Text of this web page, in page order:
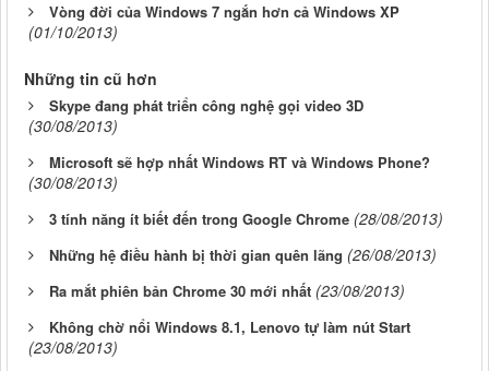
Vòng đời của Windows 7 ngắn hơn cả Windows XP
(01/10/2013)
Những tin cũ hơn
Skype đang phát triển công nghệ gọi video 3D
(30/08/2013)
Microsoft sẽ hợp nhất Windows RT và Windows Phone?
(30/08/2013)
3 tính năng ít biết đến trong Google Chrome (28/08/2013)
Những hệ điều hành bị thời gian quên lãng (26/08/2013)
Ra mắt phiên bản Chrome 30 mới nhất (23/08/2013)
Không chờ nổi Windows 8.1, Lenovo tự làm nút Start
(23/08/2013)